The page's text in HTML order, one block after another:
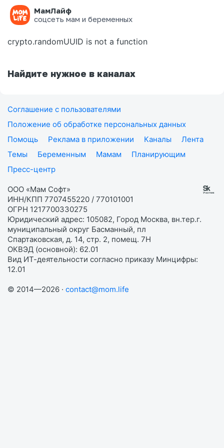
МамЛайф
соцсеть мам и беременных
Ошибка на странице
crypto.randomUUID is not a function
Найдите нужное в каналах
Соглашение с пользователями
Положение об обработке персональных данных
Помощь
Реклама в приложении Каналы
Лента
Темы
Беременным Мамам
Планирующим
Пресс-центр
ООО «Мам Софт»
ИНН/КПП 7707455220 / 770101001
ОГРН 1217700330275
Юридический адрес: 105082, Город Москва, вн.тер.г.
муниципальный округ Басманный, пл
Спартаковская, д. 14, стр. 2, помещ. 7Н
ОКВЭД (основной): 62.01
Вид ИТ-деятельности согласно приказу Минцифры:
12.01
© 2014—2026 · contact@mom.life